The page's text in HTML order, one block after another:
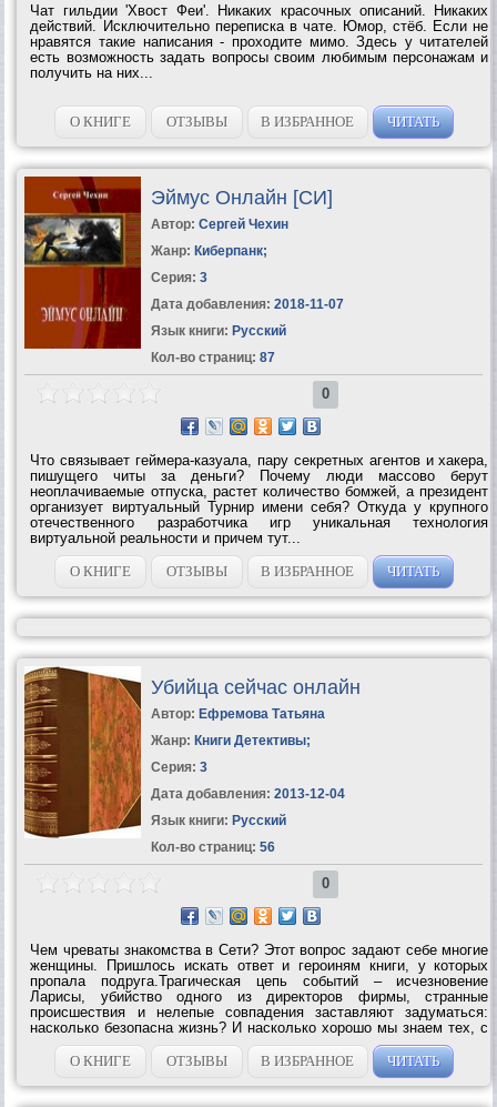
Чат гильдии 'Хвост Феи'. Никаких красочных описаний. Никаких
действий. Исключительно переписка в чате. Юмор, стёб. Если не
нравятся такие написания - проходите мимо. Здесь у читателей
есть возможность задать вопросы своим любимым персонажам и
получить на них...
О КНИГЕ ОТЗЫВЫ В ИЗБРАННОЕ ЧИТАТЬ
Эймус Онлайн [СИ]
Автор: Сергей Чехин
Жанр: Киберпанк;
Серия: 3
Дата добавления: 2018-11-07
Язык книги: Русский
Кол-во страниц: 87
0
Что связывает геймера-казуала, пару секретных агентов и хакера,
пишущего читы за деньги? Почему люди массово берут
неоплачиваемые отпуска, растет количество бомжей, а президент
организует виртуальный Турнир имени себя? Откуда у крупного
отечественного разработчика игр уникальная технология
виртуальной реальности и причем тут...
О КНИГЕ
ОТЗЫВЫ В ИЗБРАННОЕ ЧИТАТЬ
Убийца сейчас онлайн
Автор: Ефремова Татьяна
Жанр: Книги Детективы;
Серия: 3
Дата добавления: 2013-12-04
Язык книги: Русский
Кол-во страниц: 56
0
Чем чреваты знакомства в Сети? Этот вопрос задают себе многие
женщины. Пришлось искать ответ и героиням книги, у которых
пропала подруга.Трагическая цепь событий – исчезновение
Ларисы, убийство одного из директоров фирмы, странные
происшествия и нелепые совпадения заставляют задуматься:
насколько безопасна жизнь? И насколько хорошо мы знаем тех, с
кем проводим все рабочее время на сжатом пространстве
обычного офиса? Жизнь резко...
О КНИГЕ ОТЗЫВЫ В ИЗБРАННОЕ ЧИТАТЬ